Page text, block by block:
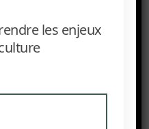
la quinzaine de
avec leur
besoin en eau,
température etc.
les plantes ont
les enjeux